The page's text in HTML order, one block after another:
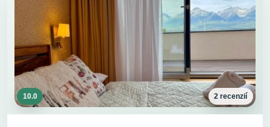
10.0 2 recenzií